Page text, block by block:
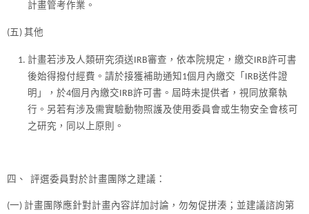
計畫管考作業。
(五) 其他
計畫若涉及人類研究須送IRB審查，依本院規定，繳交IRB許可書
後始得撥付經費。請於接獲補助通知1個月內繳交「IRB送件證
明」，於4個月內繳交IRB許可書。屆時未提供者，視同放棄執
行。另若有涉及需實驗動物照護及使用委員會或生物安全會核可
之研究，同以上原則。
四、 評選委員對於計畫團隊之建議：
(一) 計畫團隊應針對計畫內容詳加討論，勿匆促拼湊；並建議諮詢第